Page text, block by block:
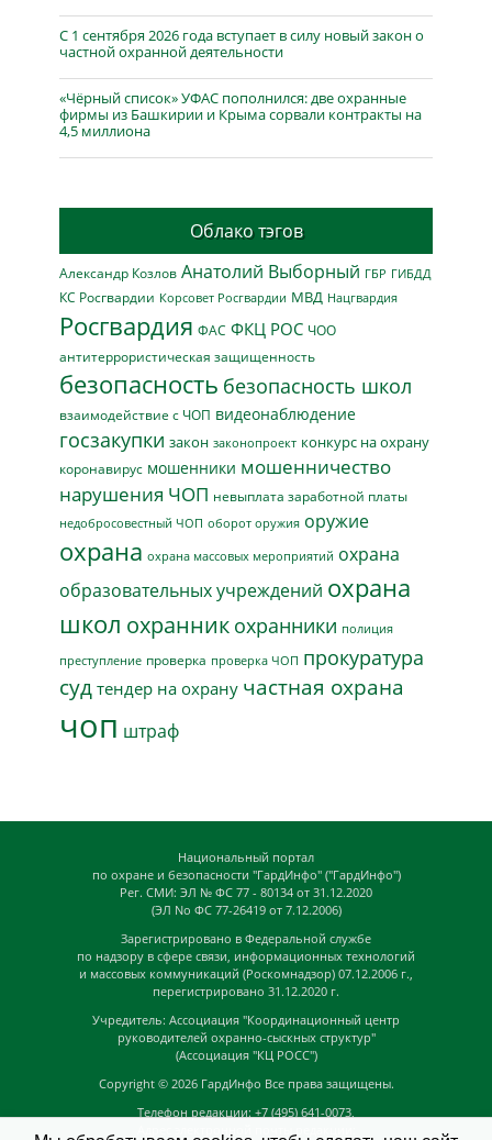
С 1 сентября 2026 года вступает в силу новый закон о
частной охранной деятельности
«Чёрный список» УФАС пополнился: две охранные
фирмы из Башкирии и Крыма сорвали контракты на
4,5 миллиона
Облако тэгов
Александр Козлов Анатолий Выборный ГБР ГИБДД
КС Росгвардии Корсовет Росгвардии МВД Нацгвардия
Росгвардия ФАС ФКЦ РОС ЧОО
антитеррористическая защищенность
безопасность безопасность школ
взаимодействие с ЧОП видеонаблюдение
госзакупки закон законопроект конкурс на охрану
коронавирус мошенники мошенничество
нарушения ЧОП невыплата заработной платы
недобросовестный ЧОП оборот оружия оружие
охрана охрана массовых мероприятий охрана
образовательных учреждений охрана
школ охранник охранники полиция
преступление проверка проверка ЧОП прокуратура
суд тендер на охрану частная охрана
чоп штраф
Национальный портал
по охране и безопасности "ГардИнфо" ("ГардИнфо")
Рег. СМИ: ЭЛ № ФС 77 - 80134 от 31.12.2020
(ЭЛ No ФС 77-26419 от 7.12.2006)
Зарегистрировано в Федеральной службе
по надзору в сфере связи, информационных технологий
и массовых коммуникаций (Роскомнадзор) 07.12.2006 г.,
перегистрировано 31.12.2020 г.
Учредитель: Ассоциация "Координационный центр
руководителей охранно-сыскных структур"
(Ассоциация "КЦ РОСС")
Copyright © 2026 ГардИнфо Все права защищены.
Телефон редакции: +7 (495) 641-0073,